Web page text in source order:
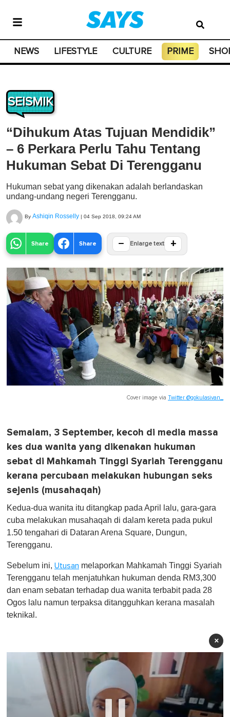
NEWS LIFESTYLE CULTURE PRIME
SEISMIK
“Dihukum Atas Tujuan Mendidik”
– 6 Perkara Perlu Tahu Tentang
Hukuman Sebat Di Terengganu
Hukuman sebat yang dikenakan adalah berlandaskan
undang-undang negeri Terengganu.
By Ashiqin Rosselly | 04 Sep 2018, 09:24 AM
Share Share − Enlarge text +
Cover image via Twitter @gokulasivan_
Semalam, 3 September, kecoh di media massa
kes dua wanita yang dikenakan hukuman
sebat di Mahkamah Tinggi Syariah Terengganu
kerana percubaan melakukan hubungan seks
sejenis (musahaqah)
Kedua-dua wanita itu ditangkap pada April lalu, gara-gara
cuba melakukan musahaqah di dalam kereta pada pukul
1.50 tengahari di Dataran Arena Square, Dungun,
Terengganu.
Sebelum ini, Utusan melaporkan Mahkamah Tinggi Syariah
Terengganu telah menjatuhkan hukuman denda RM3,300
dan enam sebatan terhadap dua wanita terbabit pada 28
Ogos lalu namun terpaksa ditangguhkan kerana masalah
teknikal.
×